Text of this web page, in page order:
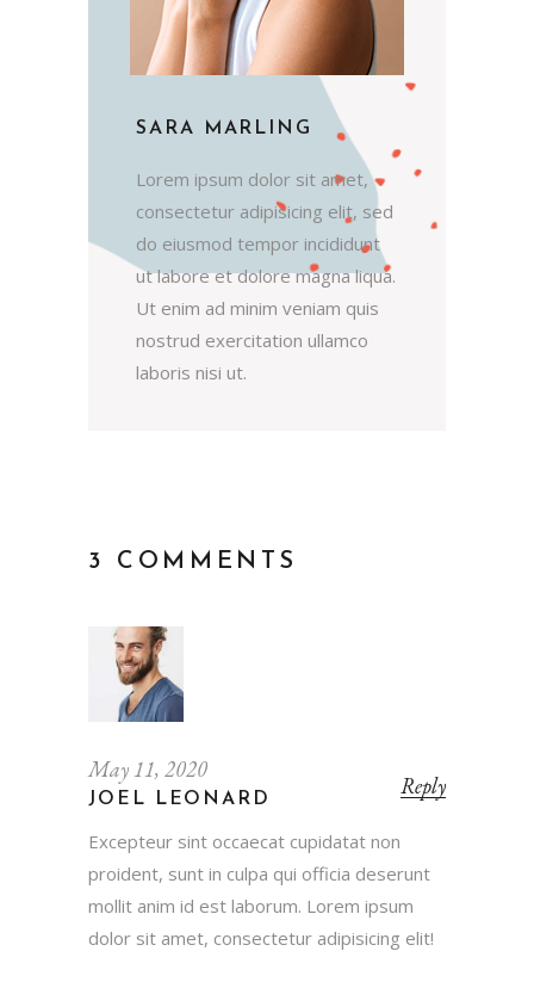
SARA MARLING
Lorem ipsum dolor sit amet,
consectetur adipisicing elit, sed
do eiusmod tempor incididunt
ut labore et dolore magna liqua.
Ut enim ad minim veniam quis
nostrud exercitation ullamco
laboris nisi ut.
3 COMMENTS
Reply
May 11, 2020
JOEL LEONARD
Excepteur sint occaecat cupidatat non
proident, sunt in culpa qui officia deserunt
mollit anim id est laborum. Lorem ipsum
dolor sit amet, consectetur adipisicing elit!